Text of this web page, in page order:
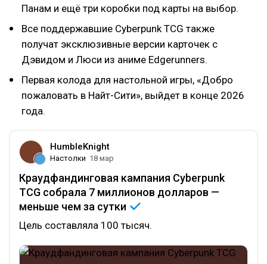
Панам и ещё три коробки под карты на выбор.
Все поддержавшие Cyberpunk TCG также
получат эксклюзивные версии карточек с
Дэвидом и Люси из аниме Edgerunners.
Первая колода для настольной игры, «Добро
пожаловать в Найт-Сити», выйдет в конце 2026
года.
HumbleKnight
Настолки 18 мар
Краудфандинговая кампания Cyberpunk
TCG собрала 7 миллионов долларов —
меньше чем за сутки
Цель составляла 100 тысяч.